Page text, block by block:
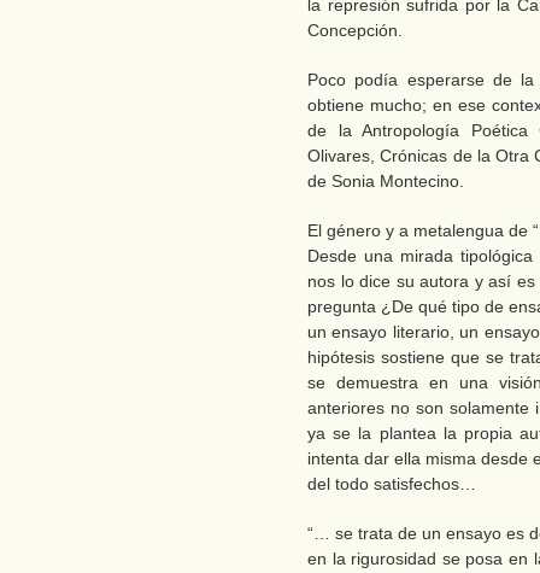
la represión sufrida por la
Concepción.
Poco podía esperarse de
obtiene mucho; en ese
de la Antropología
Olivares, Crónicas de la Otra
de Sonia Montecino.
El género y a metalengua de
Desde una mirada
nos lo dice su autora y así
pregunta ¿De qué tipo de
un ensayo literario, un
hipótesis sostiene que se
se demuestra en una
anteriores no son solamente
ya se la plantea la propia
intenta dar ella misma desde
del todo satisfechos…
“… se trata de un ensayo es
en la rigurosidad se posa en